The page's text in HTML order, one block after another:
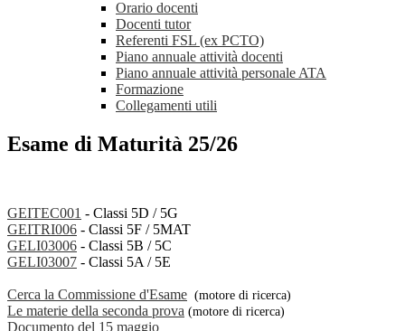
Orario docenti
Docenti tutor
Referenti FSL (ex PCTO)
Piano annuale attività docenti
Piano annuale attività personale ATA
Formazione
Collegamenti utili
Esame di Maturità 25/26
GEITEC001 - Classi 5D / 5G
GEITRI006 - Classi 5F / 5MAT
GELI03006 - Classi 5B / 5C
GELI03007 - Classi 5A / 5E
Cerca la Commissione d'Esame (motore di ricerca)
Le materie della seconda prova (motore di ricerca)
Documento del 15 maggio